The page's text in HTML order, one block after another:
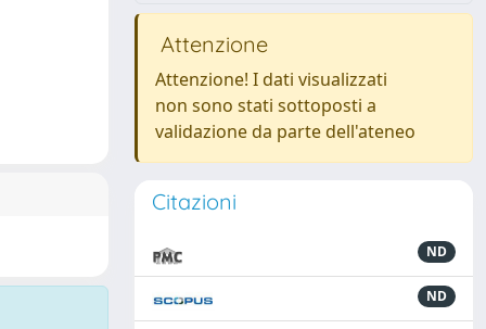
Attenzione
Attenzione! I dati visualizzati
non sono stati sottoposti a
validazione da parte dell'ateneo
Citazioni
ND
ND